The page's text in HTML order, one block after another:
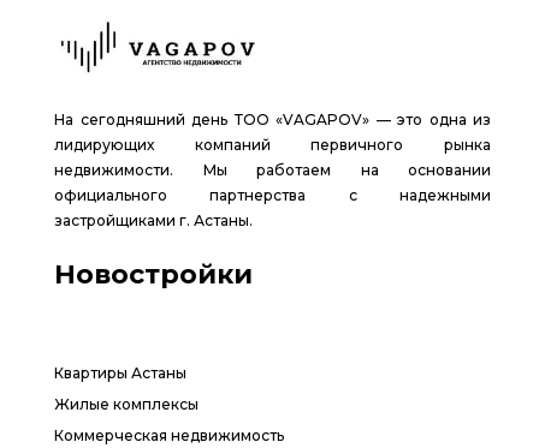
На сегодняшний день ТОО «VAGAPOV» — это одна из
лидирующих компаний первичного рынка
недвижимости. Мы работаем на основании
официального партнерства с надежными
застройщиками г. Астаны.
Новостройки
Квартиры Астаны
Жилые комплексы
Коммерческая недвижимость